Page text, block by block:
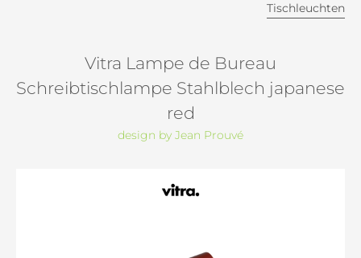
Tischleuchten
Vitra Lampe de Bureau
Schreibtischlampe Stahlblech japanese
red
design by Jean Prouvé